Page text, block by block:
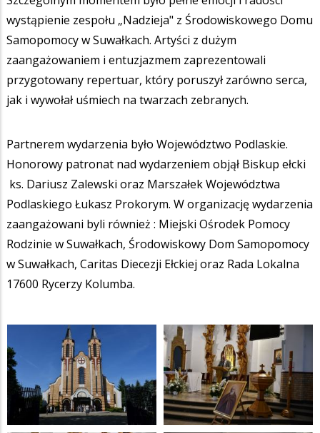
wystąpienie zespołu „Nadzieja" z Środowiskowego Domu
Samopomocy w Suwałkach. Artyści z dużym
zaangażowaniem i entuzjazmem zaprezentowali
przygotowany repertuar, który poruszył zarówno serca,
jak i wywołał uśmiech na twarzach zebranych.
Partnerem wydarzenia było Województwo Podlaskie.
Honorowy patronat nad wydarzeniem objął Biskup ełcki
ks. Dariusz Zalewski oraz Marszałek Województwa
Podlaskiego Łukasz Prokorym. W organizację wydarzenia
zaangażowani byli również : Miejski Ośrodek Pomocy
Rodzinie w Suwałkach, Środowiskowy Dom Samopomocy
w Suwałkach, Caritas Diecezji Ełckiej oraz Rada Lokalna
17600 Rycerzy Kolumba.